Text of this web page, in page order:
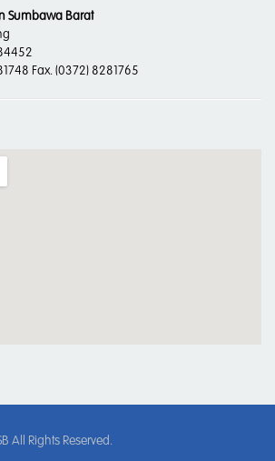
Sumbawa Barat
Fax. (0372) 8281765
All Rights Reserved.